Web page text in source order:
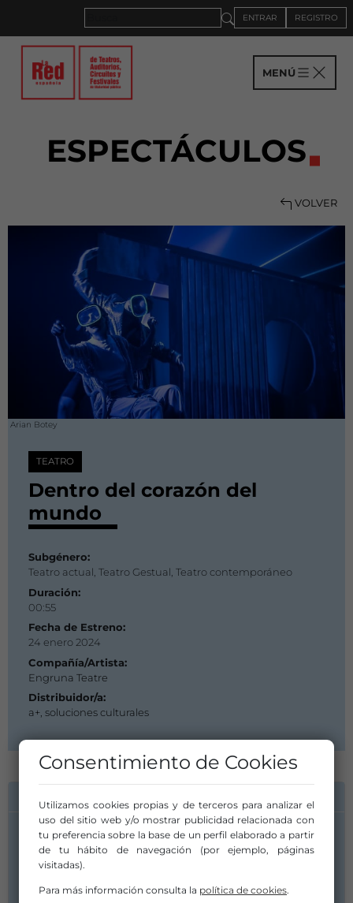
ENTRAR REGISTRO
MENÚ
ESPECTÁCULOS
VOLVER
Arian Botey
TEATRO
Dentro del corazón del
mundo
Subgénero:
Teatro actual, Teatro Gestual, Teatro contemporáneo
Duración:
00:55
Fecha de Estreno:
24 enero 2024
Compañía/Artista:
Engruna Teatre
Distribuidor/a:
a+, soluciones culturales
Compañía/Artista:
Engruna Teatre
engrunateatre@gmail.com
Consentimiento de Cookies
Utilizamos cookies propias y de terceros para analizar el
uso del sitio web y/o mostrar publicidad relacionada con
tu preferencia sobre la base de un perfil elaborado a partir
de tu hábito de navegación (por ejemplo, páginas
visitadas).
Para más información consulta la política de cookies.